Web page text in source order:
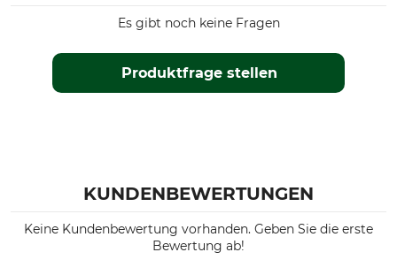
Produktfrage stellen
Es gibt noch keine Fragen
KUNDENBEWERTUNGEN
Keine Kundenbewertung vorhanden. Geben Sie die erste
Bewertung ab!